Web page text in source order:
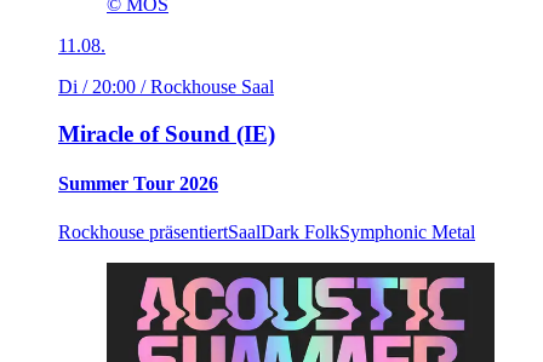
© MOS
11.08.
Di / 20:00 / Rockhouse Saal
Miracle of Sound (IE)
Summer Tour 2026
Rockhouse präsentiertSaalDark FolkSymphonic Metal